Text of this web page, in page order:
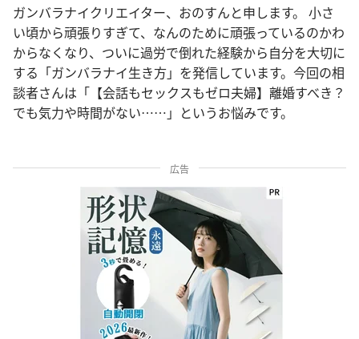
ガンバラナイクリエイター、おのすんと申します。 小さ
い頃から頑張りすぎて、なんのために頑張っているのかわ
からなくなり、ついに過労で倒れた経験から自分を大切に
する「ガンバラナイ生き方」を発信しています。今回の相
談者さんは「【会話もセックスもゼロ夫婦】離婚すべき？
でも気力や時間がない……」というお悩みです。
広告